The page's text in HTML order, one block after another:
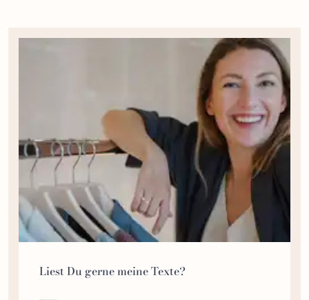
Liest Du gerne meine Texte?